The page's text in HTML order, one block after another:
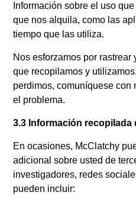
Información sobre el uso
que nos alquila, como las
tiempo que las utiliza.
Nos esforzamos por
que recopilamos y
perdimos, comuníquese con
el problema.
3.3 Información recopilada
En ocasiones, McClatchy
adicional sobre usted de
investigadores, redes
pueden incluir: